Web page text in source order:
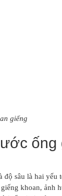
giếng
ống
độ sâu là hai yếu
khoan, ảnh